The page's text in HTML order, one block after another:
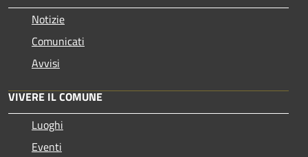
Notizie
Comunicati
Avvisi
VIVERE IL COMUNE
Luoghi
Eventi